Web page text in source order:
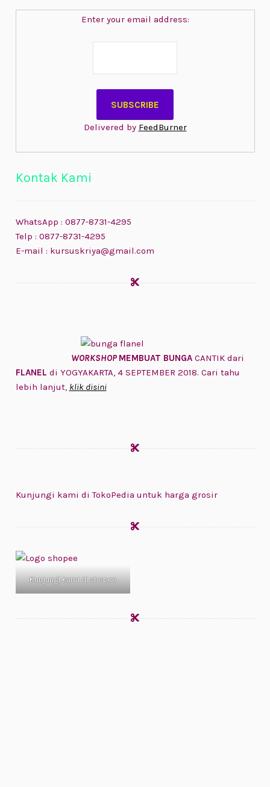
Enter your email address:
Delivered by FeedBurner
Kontak Kami
WhatsApp : 0877-8731-4295
Telp : 0877-8731-4295
E-mail : kursuskriya@gmail.com
WORKSHOP MEMBUAT BUNGACANTIK dari
FLANEL di YOGYAKARTA, 4 SEPTEMBER 2018. Cari tahu
lebih lanjut, klik disini
Kunjungi kami di TokoPedia untuk harga grosir
Kunjungi kami di shopee